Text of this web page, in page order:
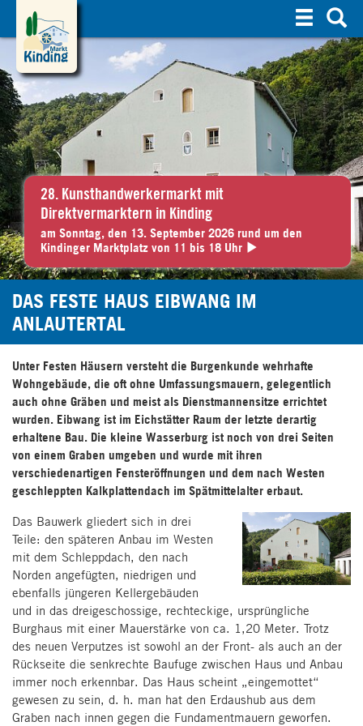
u
c
h
e
28. Kunsthandwerkermarkt mit
Direktvermarktern in Kinding
am Sonntag, den 13. September 2026 rund um den
Kindinger Marktplatz von 11 bis 18 Uhr
DAS FESTE HAUS EIBWANG IM
ANLAUTERTAL
Unter Festen Häusern versteht die Burgenkunde wehrhafte
Wohngebäude, die oft ohne Umfassungsmauern, gelegentlich
auch ohne Gräben und meist als Dienstmannensitze errichtet
wurden. Eibwang ist im Eichstätter Raum der letzte derartig
erhaltene Bau. Die kleine Wasserburg ist noch von drei Seiten
von einem Graben umgeben und wurde mit ihren
verschiedenartigen Fensteröffnungen und dem nach Westen
geschleppten Kalkplattendach im Spätmittelalter erbaut.
Das Bauwerk gliedert sich in drei
Teile: den späteren Anbau im Westen
mit dem Schleppdach, den nach
Norden angefügten, niedrigen und
ebenfalls jüngeren Kellergebäuden
und in das dreigeschossige, rechteckige, ursprüngliche
Burghaus mit einer Mauerstärke von ca. 1,20 Meter. Trotz
des neuen Verputzes ist sowohl an der Front- als auch an der
Rückseite die senkrechte Baufuge zwischen Haus und Anbau
immer noch erkennbar. Das Haus scheint „eingemottet“
gewesen zu sein, d. h. man hat den Erdaushub aus dem
Graben nach innen gegen die Fundamentmauern geworfen.